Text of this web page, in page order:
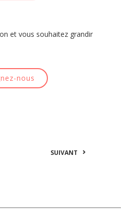
et vous souhaitez grandir
nous
SUIVANT